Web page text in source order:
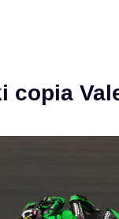
copia